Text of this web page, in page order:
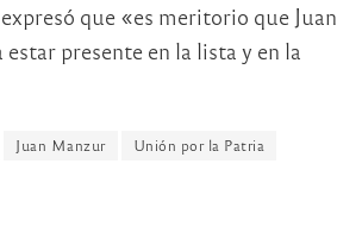
que «es meritorio que Juan
presente en la lista y en la
Juan Manzur
Unión por la Patria